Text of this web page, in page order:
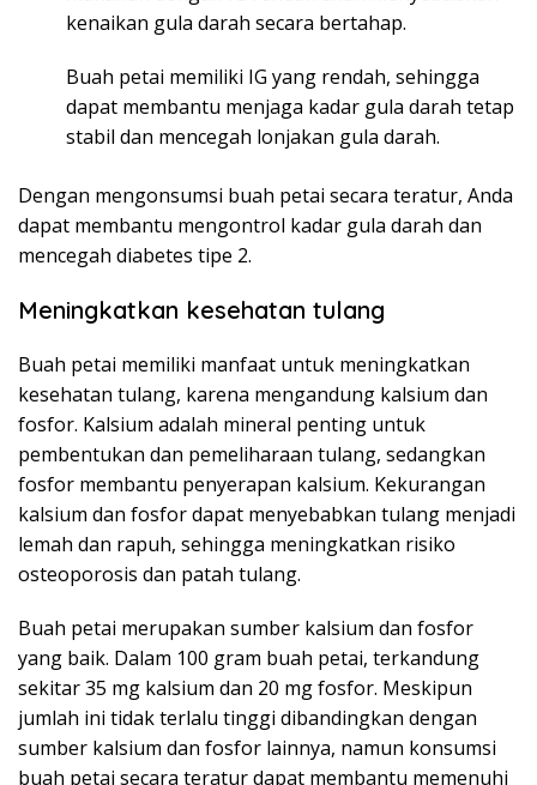
kenaikan gula darah secara bertahap.
Buah petai memiliki IG yang rendah, sehingga
dapat membantu menjaga kadar gula darah tetap
stabil dan mencegah lonjakan gula darah.
Dengan mengonsumsi buah petai secara teratur, Anda
dapat membantu mengontrol kadar gula darah dan
mencegah diabetes tipe 2.
Meningkatkan kesehatan tulang
Buah petai memiliki manfaat untuk meningkatkan
kesehatan tulang, karena mengandung kalsium dan
fosfor. Kalsium adalah mineral penting untuk
pembentukan dan pemeliharaan tulang, sedangkan
fosfor membantu penyerapan kalsium. Kekurangan
kalsium dan fosfor dapat menyebabkan tulang menjadi
lemah dan rapuh, sehingga meningkatkan risiko
osteoporosis dan patah tulang.
Buah petai merupakan sumber kalsium dan fosfor
yang baik. Dalam 100 gram buah petai, terkandung
sekitar 35 mg kalsium dan 20 mg fosfor. Meskipun
jumlah ini tidak terlalu tinggi dibandingkan dengan
sumber kalsium dan fosfor lainnya, namun konsumsi
buah petai secara teratur dapat membantu memenuhi